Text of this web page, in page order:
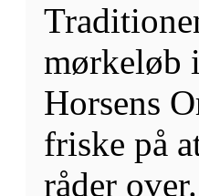
mørkeløb
Horsens
friske på
råder